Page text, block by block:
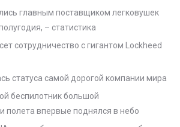
главным поставщиком легковушек
– статистика
сотрудничество с гигантом Lockheed
статуса самой дорогой компании мира
беспилотник большой
полета впервые поднялся в небо